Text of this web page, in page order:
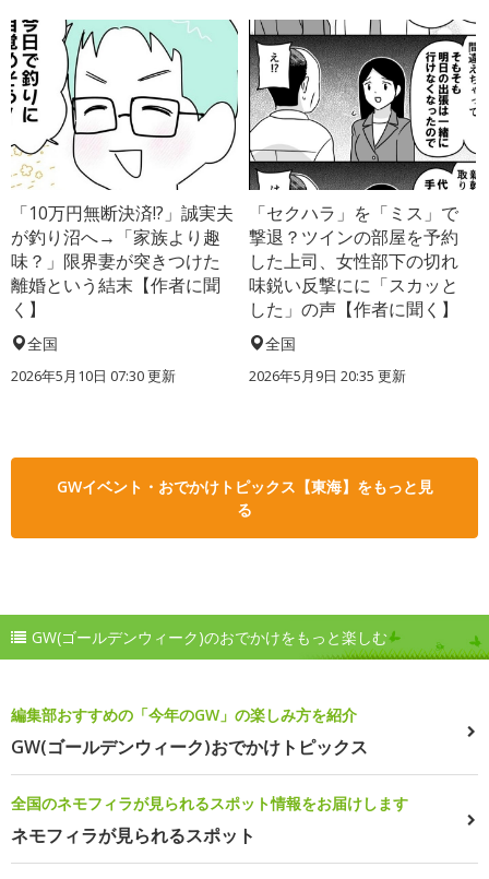
「10万円無断決済!?」誠実夫
が釣り沼へ→「家族より趣
味？」限界妻が突きつけた
離婚という結末【作者に聞
く】
全国
2026年5月10日 07:30 更新
「セクハラ」を「ミス」で
撃退？ツインの部屋を予約
した上司、女性部下の切れ
味鋭い反撃にに「スカッと
した」の声【作者に聞く】
全国
2026年5月9日 20:35 更新
GWイベント・おでかけトピックス【東海】をもっと見
る
GW(ゴールデンウィーク)のおでかけをもっと楽しむ
編集部おすすめの「今年のGW」の楽しみ方を紹介
GW(ゴールデンウィーク)おでかけトピックス
全国のネモフィラが見られるスポット情報をお届けします
ネモフィラが見られるスポット